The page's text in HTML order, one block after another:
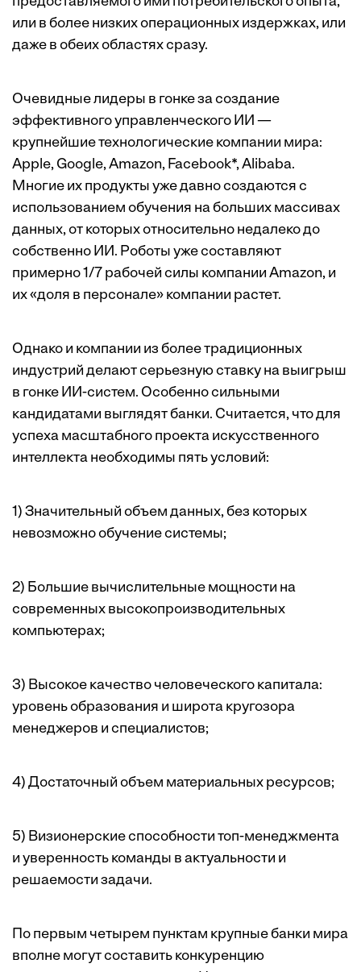
или в более низких операционных издержках, или
даже в обеих областях сразу.
Очевидные лидеры в гонке за создание
эффективного управленческого ИИ —
крупнейшие технологические компании мира:
Apple, Google, Amazon, Facebook*, Alibaba.
Многие их продукты уже давно создаются с
использованием обучения на больших массивах
данных, от которых относительно недалеко до
собственно ИИ. Роботы уже составляют
примерно 1/7 рабочей силы компании Amazon, и
их «доля в персонале» компании растет.
Однако и компании из более традиционных
индустрий делают серьезную ставку на выигрыш
в гонке ИИ-систем. Особенно сильными
кандидатами выглядят банки. Считается, что для
успеха масштабного проекта искусственного
интеллекта необходимы пять условий:
1) Значительный объем данных, без которых
невозможно обучение системы;
2) Большие вычислительные мощности на
современных высокопроизводительных
компьютерах;
3) Высокое качество человеческого капитала:
уровень образования и широта кругозора
менеджеров и специалистов;
4) Достаточный объем материальных ресурсов;
5) Визионерские способности топ-менеджмента
и уверенность команды в актуальности и
решаемости задачи.
По первым четырем пунктам крупные банки мира
вполне могут составить конкуренцию